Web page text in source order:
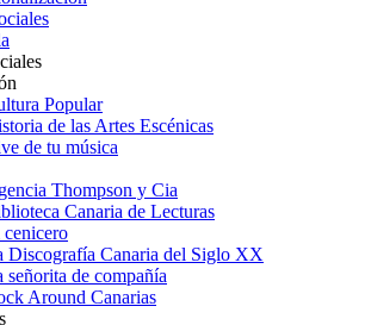
Popular
de las Artes Escénicas
de tu música
Thompson y Cia
Canaria de Lecturas
Discografía Canaria del Siglo XX
señorita de compañía
Around Canarias